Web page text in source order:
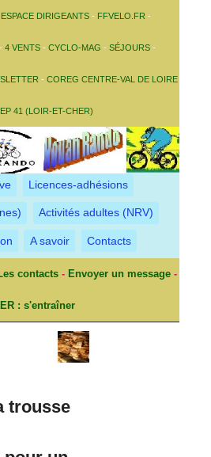
ESPACE DIRIGEANTS- FFVELO.FR -
- 4 VENTS - CYCLO-MAG - SÉJOURS -
- COREG CENTRE-VAL DE LOIRE
41 (LOIR-ET-CHER)
Licences-adhésions
Activités adultes (NRV)
A savoir Contacts
contacts- Envoyer un message-
: s'entraîner
trousse